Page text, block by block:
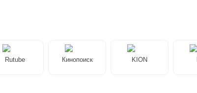
Rutube Кинопоиск KION